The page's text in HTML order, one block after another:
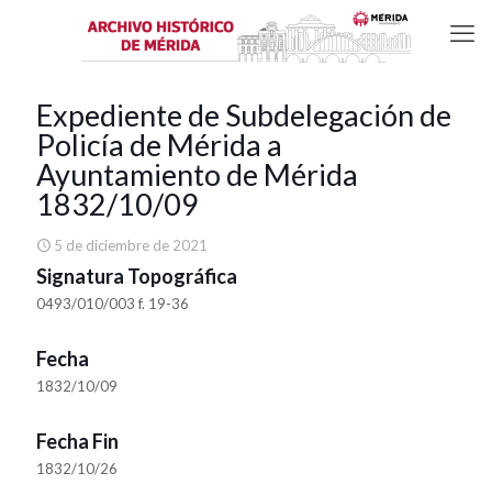
Expediente de Subdelegación de
Policía de Mérida a
Ayuntamiento de Mérida
1832/10/09
5 de diciembre de 2021
Signatura Topográfica
0493/010/003 f. 19-36
Fecha
1832/10/09
Fecha Fin
1832/10/26